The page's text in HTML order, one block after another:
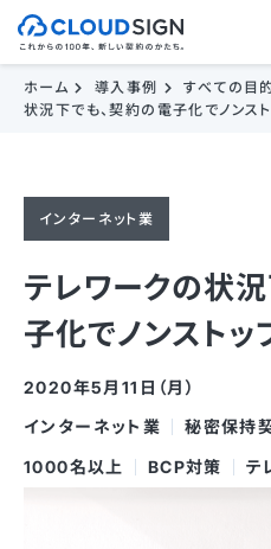
ホーム 導入事例 すべての目
状況下でも、契約の電子化でノンス
インターネット業
テレワークの状
子化でノンスト
2020年5月11日（月）
インターネット業
秘密保持
1000名以上
BCP対策 テ